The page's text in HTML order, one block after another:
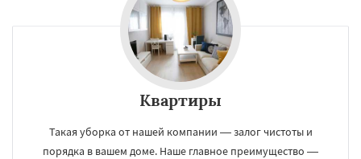
Квартиры
Такая уборка от нашей компании — залог чистоты и
порядка в вашем доме. Наше главное преимущество —